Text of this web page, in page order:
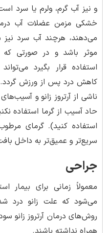
و نیز آب گرم، ولرم یا سرد
خشکی مزمن عضلات آب
می‌دهند، هرچند آب سرد نیز
موثر باشد و در صورتی که
استفاده قرار بگیرد
کاهش درد پس از ورزش
ناشی از آرتروز زانو و
حاد آسیب از گرما استفاده
استفاده کنید). گرمای
سریع‌تر و عمیق‌تر به داخل
جراحی
معمولاً زمانی برای بیمار
می‌شود که علت زانو درد
روش‌های درمان آرتروز زانو